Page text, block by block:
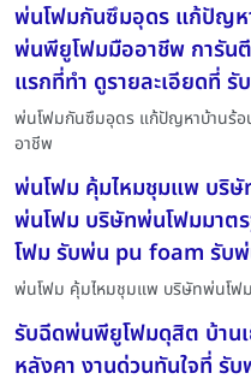
พ่นโฟมกันซึมอุดร แก้ปัญห
พ่นพียูโฟมมืออาชีพ การัน
แรกที่ทำ ดูรายละเอียดที่
พ่นโฟมกันซึมอุดร แก้ปัญหาบ้านร้
อาชีพ
พ่นโฟม คุ้มไหมชุมแพ บริ
พ่นโฟม บริษัทพ่นโฟมมาต
โฟม รับพ่น pu foam รับ
พ่นโฟม คุ้มไหมชุมแพ บริษัทพ่นโฟ
รับฉีดพ่นพียูโฟมดุสิต บ้าน
หลังคา งานด่วนทันใจที่ รั